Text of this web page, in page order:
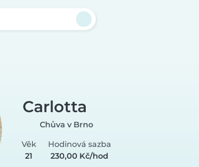
Carlotta
Chůva v Brno
Věk
21
Hodinová sazba
230,00 Kč/hod